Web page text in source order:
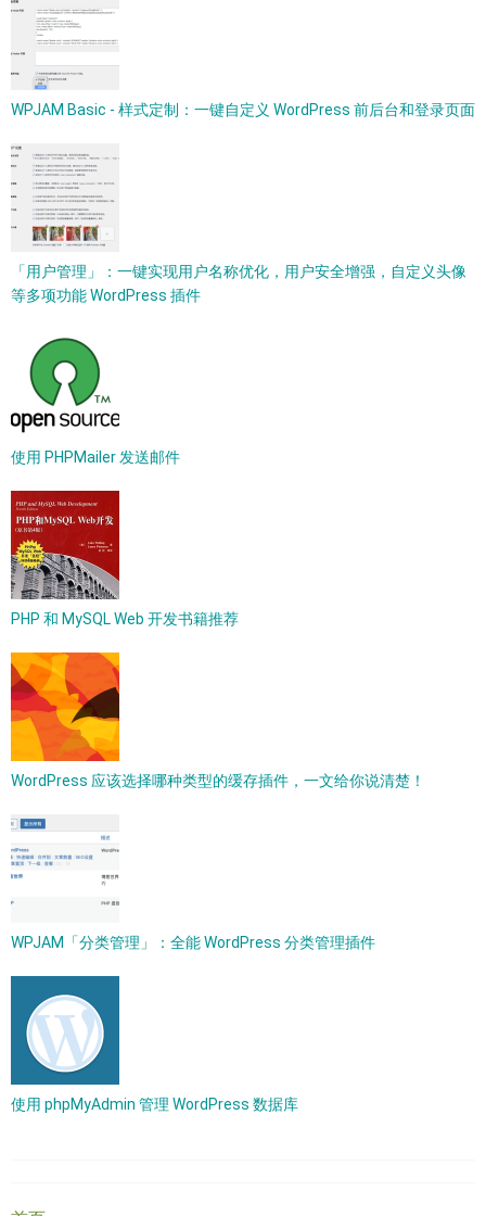
WPJAM Basic - 样式定制：一键自定义 WordPress 前后台和登录页面
「用户管理」：一键实现用户名称优化，用户安全增强，自定义头像
等多项功能 WordPress 插件
使用 PHPMailer 发送邮件
PHP 和 MySQL Web 开发书籍推荐
WordPress 应该选择哪种类型的缓存插件，一文给你说清楚！
WPJAM「分类管理」：全能 WordPress 分类管理插件
使用 phpMyAdmin 管理 WordPress 数据库